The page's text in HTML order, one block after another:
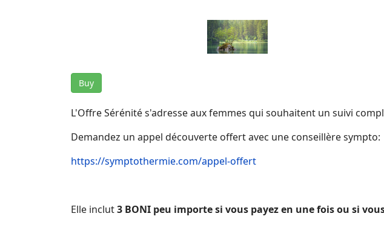
Buy
L'Offre Sérénité s'adresse aux femmes qui souhaitent un suivi
Demandez un appel découverte offert avec une conseillère sympto:
https://symptothermie.com/appel-offert
Elle inclut3 BONI peu importe si vous payez en une fois ou si